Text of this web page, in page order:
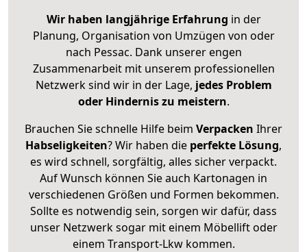
Wir haben langjährige Erfahrung in der
Planung, Organisation von Umzügen von oder
nach Pessac. Dank unserer engen
Zusammenarbeit mit unserem professionellen
Netzwerk sind wir in der Lage, jedes Problem
oder Hindernis zu meistern.
Brauchen Sie schnelle Hilfe beim Verpacken Ihrer
Habseligkeiten? Wir haben die perfekte Lösung,
es wird schnell, sorgfältig, alles sicher verpackt.
Auf Wunsch können Sie auch Kartonagen in
verschiedenen Größen und Formen bekommen.
Sollte es notwendig sein, sorgen wir dafür, dass
unser Netzwerk sogar mit einem Möbellift oder
einem Transport-Lkw kommen.